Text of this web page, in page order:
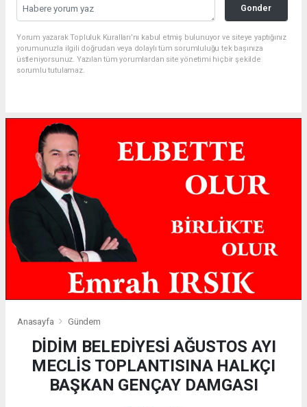
Gonder
Yorum yazarak Topluluk Kuralları’nı kabul etmiş bulunuyor ve siteye yaptığınız
yorumunuzla ilgili doğrudan veya dolaylı tüm sorumluluğu tek başınıza
üstleniyorsunuz. Yazılan tüm yorumlardan site yönetimi hiçbir şekilde
sorumlu tutulamaz.
Anasayfa Gündem
DİDİM BELEDİYESİ AĞUSTOS AYI
MECLİS TOPLANTISINA HALKÇI
BAŞKAN GENÇAY DAMGASI